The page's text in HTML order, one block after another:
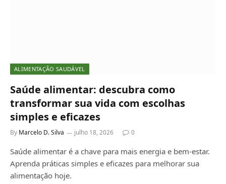
ALIMENTAÇÃO SAUDÁVEL
Saúde alimentar: descubra como
transformar sua vida com escolhas
simples e eficazes
By Marcelo D. Silva julho 18, 2026 0
Saúde alimentar é a chave para mais energia e bem-estar.
Aprenda práticas simples e eficazes para melhorar sua
alimentação hoje.